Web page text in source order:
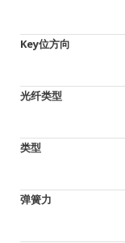
Key位方向
光纤类型
类型
弹簧力